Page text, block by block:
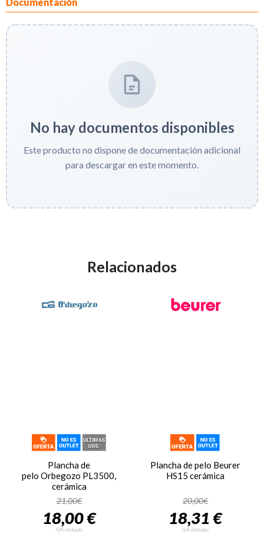
Documentación
No hay documentos disponibles
Este producto no dispone de documentación adicional
para descargar en este momento.
Relacionados
Plancha de
pelo Orbegozo PL3500,
cerámica
21,00€
18,00 €
IVA incluido
Plancha de pelo Beurer
HS15 cerámica
20,00€
18,31 €
IVA incluido